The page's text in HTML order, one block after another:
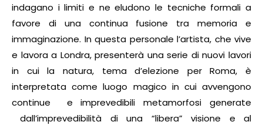
indagano i limiti e ne eludono le tecniche formali a
favore di una continua fusione tra memoria e
immaginazione. In questa personale l’artista, che vive
e lavora a Londra, presenterà una serie di nuovi lavori
in cui la natura, tema d’elezione per Roma, è
interpretata come luogo magico in cui avvengono
continue e imprevedibili metamorfosi generate
dall’imprevedibilità di una “libera” visione e al